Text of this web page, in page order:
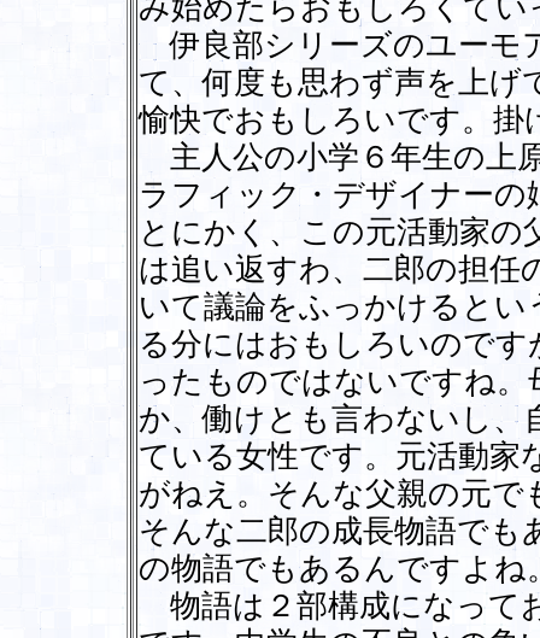
み始めたらおもしろくて
伊良部シリーズのユーモ
て、何度も思わず声を上
愉快でおもしろいです。掛
主人公の小学６年生の上
ラフィック・デザイナーの
とにかく、この元活動家の
は追い返すわ、二郎の担任
いて議論をふっかけると
る分にはおもしろいので
ったものではないですね
か、働けとも言わないし、
ている女性です。元活動家
がねえ。そんな父親の元で
そんな二郎の成長物語でも
の物語でもあるんですよね
物語は２部構成になって